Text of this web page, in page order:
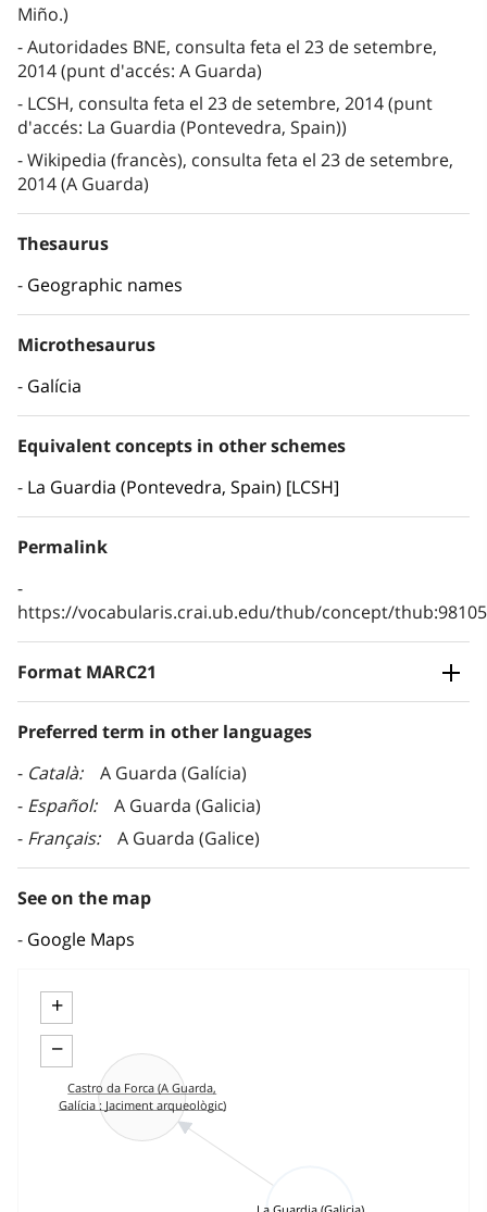
Miño.)
Autoridades BNE, consulta feta el 23 de setembre,
2014 (punt d'accés: A Guarda)
LCSH, consulta feta el 23 de setembre, 2014 (punt
d'accés: La Guardia (Pontevedra, Spain))
Wikipedia (francès), consulta feta el 23 de setembre,
2014 (A Guarda)
Thesaurus
Geographic names
Microthesaurus
Galícia
Equivalent concepts in other schemes
La Guardia (Pontevedra, Spain) [LCSH]
Permalink
https://vocabularis.crai.ub.edu/thub/concept/
Format MARC21
Preferred term in other languages
Català
A Guarda (Galícia)
Español
A Guarda (Galicia)
Français
A Guarda (Galice)
See on the map
Google Maps
+
−
Castro da Forca (A Guarda,
Galícia : Jaciment arqueològic)